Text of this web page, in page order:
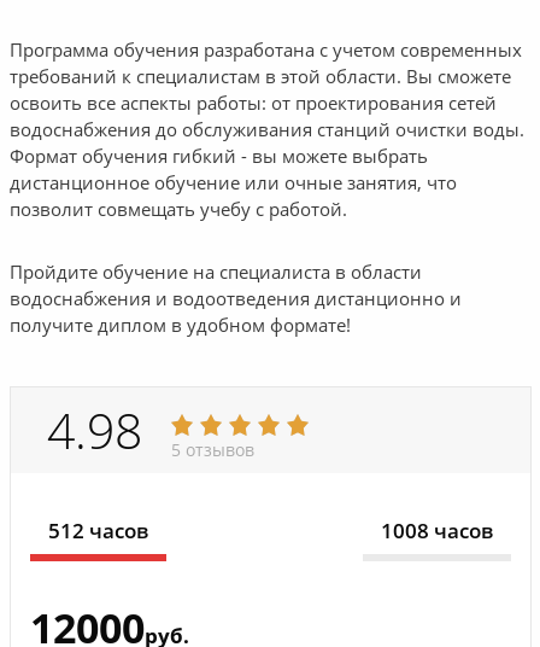
Программа обучения разработана с учетом современных
требований к специалистам в этой области. Вы сможете
освоить все аспекты работы: от проектирования сетей
водоснабжения до обслуживания станций очистки воды.
Формат обучения гибкий - вы можете выбрать
дистанционное обучение или очные занятия, что
позволит совмещать учебу с работой.
Пройдите обучение на специалиста в области
водоснабжения и водоотведения дистанционно и
получите диплом в удобном формате!
4.98 5 отзывов
512 часов 1008 часов
12000руб.